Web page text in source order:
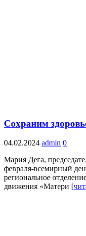
Сохраним
04.02.2024 admin 0
Мария Дега,
февраля-всемирный
региональное
движения «Матери